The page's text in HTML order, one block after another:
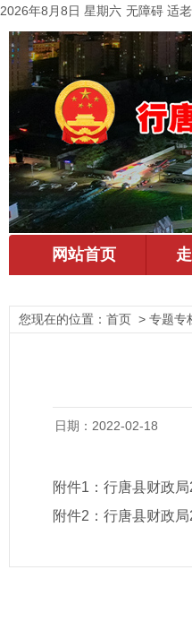
2026年8月8日 星期六 无障碍 适
您现在的位置： 首页 > 专题专
日期：2022-02-18
附件1： 行唐县财政
附件2： 行唐县财政